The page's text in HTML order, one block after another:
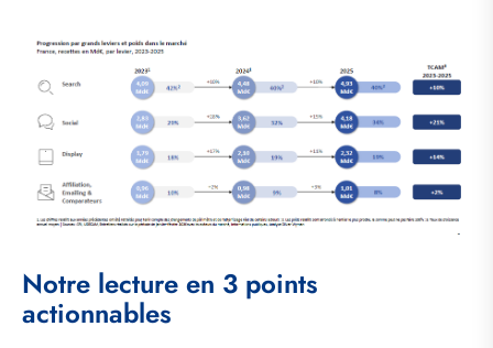
Notre lecture en 3 points
actionnables